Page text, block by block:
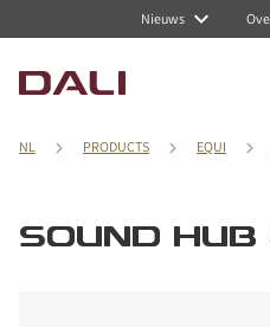
Nieuws
NL PRODUCTS EQUI
SOUND HUB